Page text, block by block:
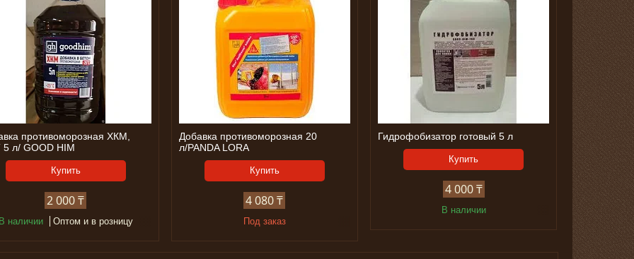
противоморозная ХКМ,
л/ GOOD HIM
Купить
2 000 ₸
наличии Оптом и в розницу
Добавка противоморозная 20
л/PANDA LORA
Купить
4 080 ₸
Под заказ
Гидрофобизатор готовый 5 л
Купить
4 000 ₸
В наличии